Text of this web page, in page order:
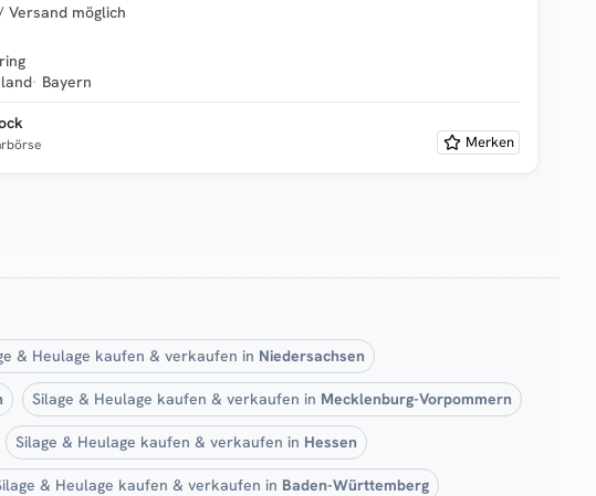
Versand möglich
Bayern
Merken
& Heulage kaufen & verkaufen in Niedersachsen
Silage & Heulage kaufen & verkaufen in Mecklenburg-Vorpommern
Silage & Heulage kaufen & verkaufen in Hessen
& Heulage kaufen & verkaufen in Baden-Württemberg